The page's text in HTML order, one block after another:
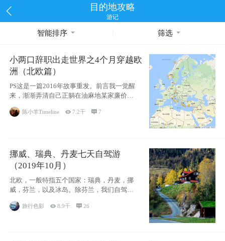
目的地攻略
游记
智能排序 筛选
小两口辞职出走世界之4个月穿越欧
洲（北欧篇）
PS这是一篇2016年故事重发。前言我一觉醒
来，渐渐弄清自己正躺在油麻地某家廉价宾
馆
陈小羊Timeline 7.2千 7
挪威、瑞典、丹麦七天自驾游
（2019年10月）
北欧，一般特指五个国家：瑞典，丹麦，挪
威，芬兰，以及冰岛。除芬兰，我们自驾游
旅行色影 8.9千 26